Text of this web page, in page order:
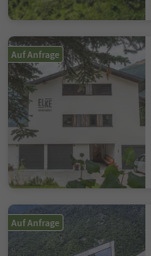
Auf Anfrage
Auf Anfrage